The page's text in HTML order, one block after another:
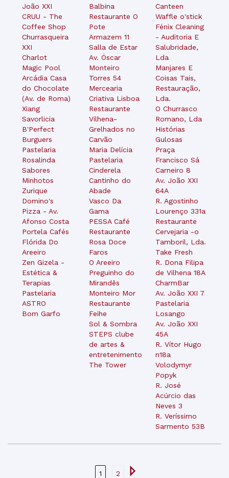
João XXI
CRUU - The
Coffee Shop
Churrasqueira
XXI
Charlot
Magic Pool
Arcádia Casa
do Chocolate
(Av. de Roma)
Xiang
Savorlicia
B'Perfect
Burguers
Pastelaria
Rosalinda
Sabores
Minhotos
Zurique
Domino's
Pizza - Av.
Afonso Costa
Portela Cafés
Flórida Do
Areeiro
Zen Gizela -
Estética &
Terapias
Pastelaria
ASTRO
Bom Garfo
Balbina
Restaurante O
Pote
Armazem 11
Salla de Estar
Av. Óscar
Monteiro
Torres 54
Mercearia
Criativa Lisboa
Restaurante
Vilhena-
Grelhados no
Carvão
Maria Delícia
Pastelaria
Cinderela
Cantinho do
Abade
Vasco Da
Gama
PESSA Café
Restaurante
Rosa Doce
Faros
O Areeiro
Preguinho do
Mirandês
Monteiro Mor
Restaurante
Feihe
Sol & Sombra
STEPS clube
de artes &
entretenimento
The Tower
Canteen
Waffle o'stick
Fénix Cleaning
- Auditoria E
Salubridade,
Lda
Manjares E
Coisas Tais,
Restauração,
Lda.
O Churrasco
Romano, Lda
Histórias
Gulosas
Praça
Francisco Sá
Carneiro 8
Av. João XXI
64A
R. Agostinho
Lourenço 331a
Restaurante
Cervejaria -o
Tamboril, Lda.
Take Fresh
R. Dona Filipa
de Vilhena 18A
CharmBar
Av. João XXI 7
Pastelaria
Losango
Av. João XXI
45A
R. Vítor Hugo
n18a
Volodymyr
Popyk
R. José
Acúrcio das
Neves 3
R. Veríssimo
Sarmento 53B
1 2